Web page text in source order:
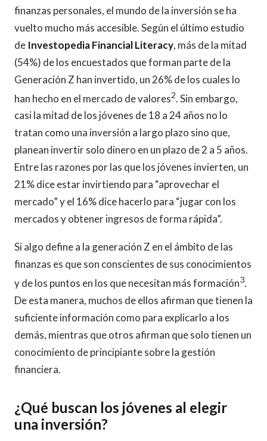
finanzas personales, el mundo de la inversión se ha
vuelto mucho más accesible. Según el último estudio
de Investopedia Financial Literacy, más de la mitad
(54%) de los encuestados que forman parte de la
Generación Z han invertido, un 26% de los cuales lo
han hecho en el mercado de valores2. Sin embargo,
casi la mitad de los jóvenes de 18 a 24 años no lo
tratan como una inversión a largo plazo sino que,
planean invertir solo dinero en un plazo de 2 a 5 años.
Entre las razones por las que los jóvenes invierten, un
21% dice estar invirtiendo para “aprovechar el
mercado” y el 16% dice hacerlo para “jugar con los
mercados y obtener ingresos de forma rápida”.
Si algo define a la generación Z en el ámbito de las
finanzas es que son conscientes de sus conocimientos
y de los puntos en los que necesitan más formación3.
De esta manera, muchos de ellos afirman que tienen la
suficiente información como para explicarlo a los
demás, mientras que otros afirman que solo tienen un
conocimiento de principiante sobre la gestión
financiera.
¿Qué buscan los jóvenes al elegir
una inversión?